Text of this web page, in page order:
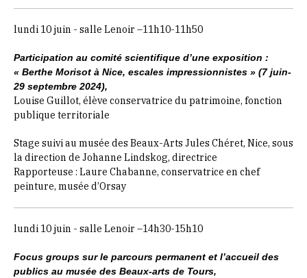
lundi 10 juin - salle Lenoir –11h10-11h50
Participation au comité scientifique d’une exposition :
« Berthe Morisot à Nice, escales impressionnistes » (7 juin-
29 septembre 2024),
Louise Guillot, élève conservatrice du patrimoine, fonction
publique territoriale
Stage suivi au musée des Beaux-Arts Jules Chéret, Nice, sous
la direction de Johanne Lindskog, directrice
Rapporteuse : Laure Chabanne, conservatrice en chef
peinture, musée d’Orsay
lundi 10 juin - salle Lenoir –14h30-15h10
Focus groups sur le parcours permanent et l’accueil des
publics au musée des Beaux-arts de Tours,